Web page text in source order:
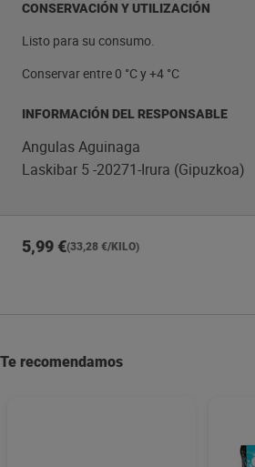
CONSERVACIÓN Y UTILIZACIÓN
Listo para su consumo.
Conservar entre 0 °C y +4 °C
INFORMACIÓN DEL RESPONSABLE
Angulas Aguinaga
Laskibar 5 -20271-Irura (Gipuzkoa)
5,99 €(33,28 €/KILO)
Te recomendamos